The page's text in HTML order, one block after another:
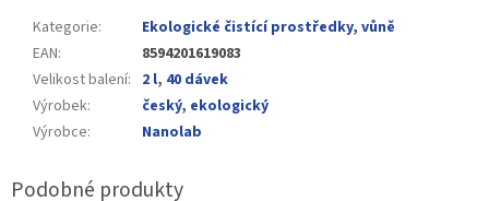
Kategorie:
Ekologické čistící prostředky, vůně
EAN:
8594201619083
Velikost balení: 2 l, 40 dávek
Výrobek: český, ekologický
Výrobce: Nanolab